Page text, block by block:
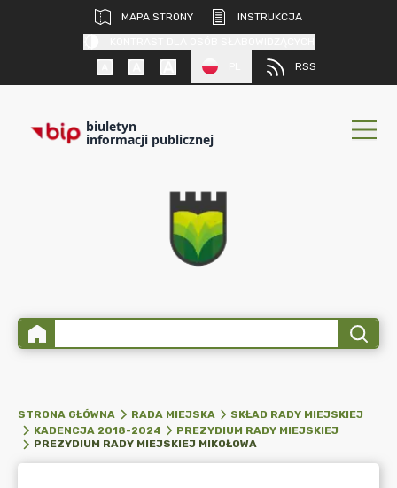
MAPA STRONY
INSTRUKCJA
RSS
biuletyn
informacji publicznej
STRONA GŁÓWNA RADA MIEJSKA
SKŁAD RADY MIEJSKIEJ
KADENCJA 2018-2024
PREZYDIUM RADY MIEJSKIEJ
PREZYDIUM RADY MIEJSKIEJ MIKOŁOWA